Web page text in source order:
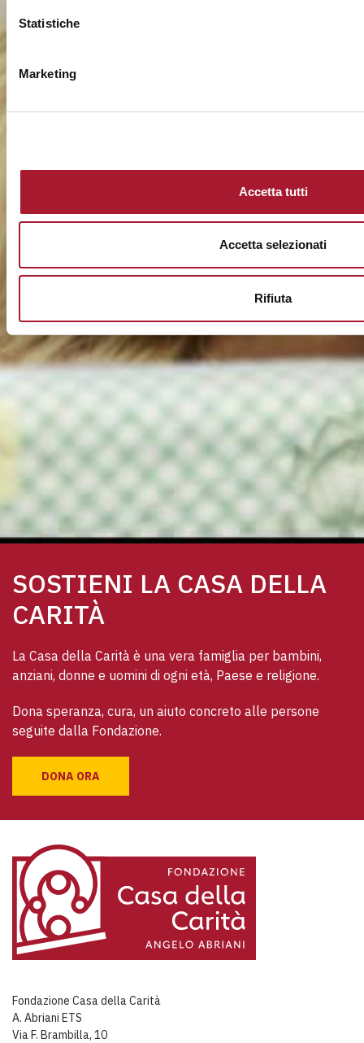
Statistiche
Marketing
Accetta tutti
Accetta selezionati
Rifiuta
SOSTIENI LA CASA DELLA
CARITÀ
La Casa della Carità è una vera famiglia per bambini,
anziani, donne e uomini di ogni età, Paese e religione.
Dona speranza, cura, un aiuto concreto alle persone
seguite dalla Fondazione.
DONA ORA
Fondazione Casa della Carità
A. Abriani ETS
Via F. Brambilla, 10